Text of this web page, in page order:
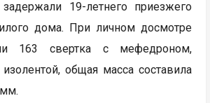
19-летнего приезжего
дома. При личном досмотре
163 свертка с мефедроном,
общая масса составила